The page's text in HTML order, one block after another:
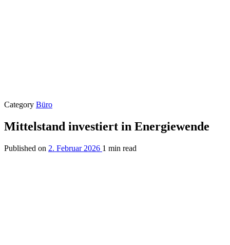
Category Büro
Mittelstand investiert in Energiewende
Published on 2. Februar 2026 1 min read